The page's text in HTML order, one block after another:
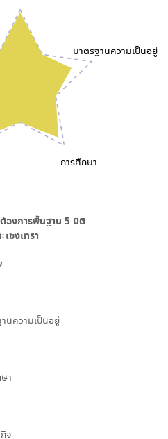
มาตรฐานความเป็นอยู่
การศึกษา
องการพื้นฐาน 5 มิติ
เชิงเทรา
นความเป็นอยู่
า
จ